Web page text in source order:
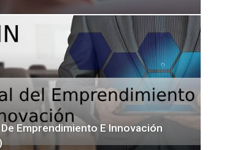
De Emprendimiento E Innovación